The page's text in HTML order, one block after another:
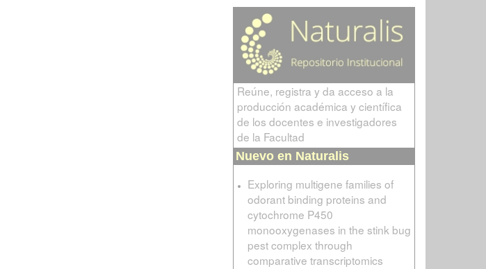
Reúne, registra y da acceso a la
producción académica y científica
de los docentes e investigadores
de la Facultad
Nuevo en Naturalis
Exploring multigene families of
odorant binding proteins and
cytochrome P450
monooxygenases in the stink bug
pest complex through
comparative transcriptomics